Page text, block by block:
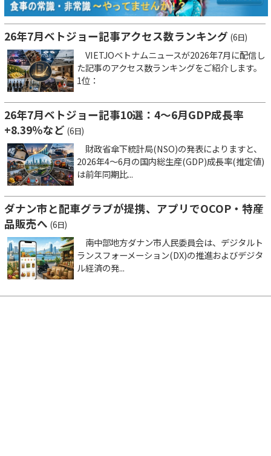
26年7月ベトジョー記事アクセス数ランキング (6日)
VIETJOベトナムニュースが2026年7月に配信し
た記事のアクセス数ランキングをご紹介します。
1位：
26年7月ベトジョー記事10選：4～6月GDP成長率
+8.39％など (6日)
財政省傘下統計局(NSO)の発表によりますと、
2026年4～6月の国内総生産(GDP)成長率(推定値)
は前年同期比...
ダナン市と配車グラブが提携、アプリでOCOP・特産
品販売へ (6日)
南中部地方ダナン市人民委員会は、デジタルト
ランスフォーメーション(DX)の推進およびデジタ
ル経済の発...